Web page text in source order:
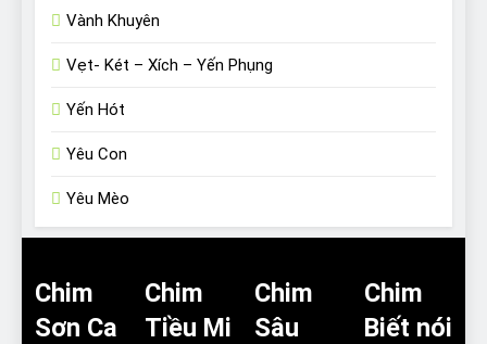
Vành Khuyên
Vẹt- Két – Xích – Yến Phụng
Yến Hót
Yêu Con
Yêu Mèo
Chim
Sơn Ca
Chim
Tiều Mi
Chim
Sâu
Chim
Biết nói